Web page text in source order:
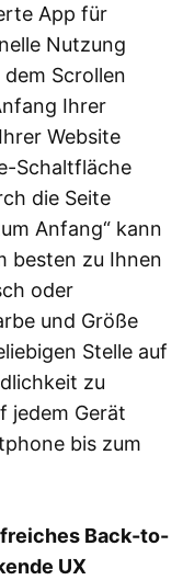
App für
Nutzung
Scrollen
Ihrer
Website
Schaltfläche
die Seite
Anfang“ kann
besten zu Ihnen
oder
und Größe
Stelle auf
zu
jedem Gerät
bis zum
Back-to-
UX